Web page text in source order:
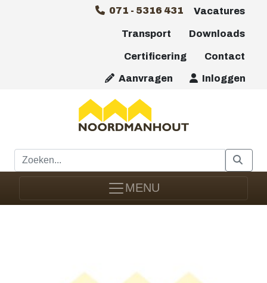
071 - 5316 431 Vacatures
Transport Downloads
Certificering Contact
Aanvragen Inloggen
MENU